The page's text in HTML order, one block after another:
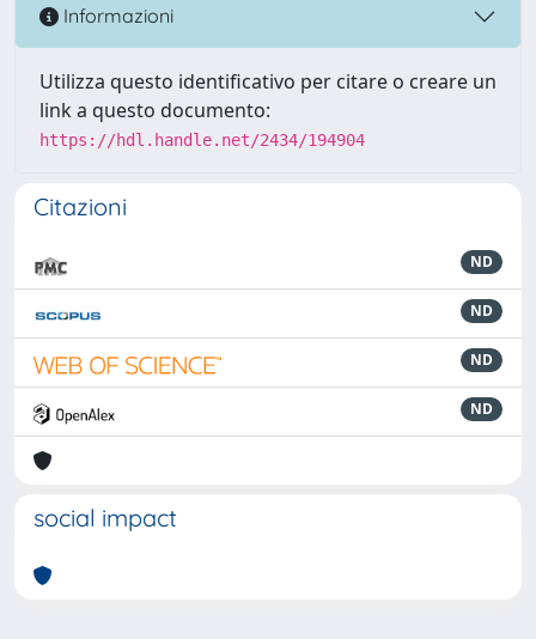
Informazioni
Utilizza questo identificativo per citare o creare un
link a questo documento:
https://hdl.handle.net/2434/194904
Citazioni
ND
ND
ND
ND
social impact